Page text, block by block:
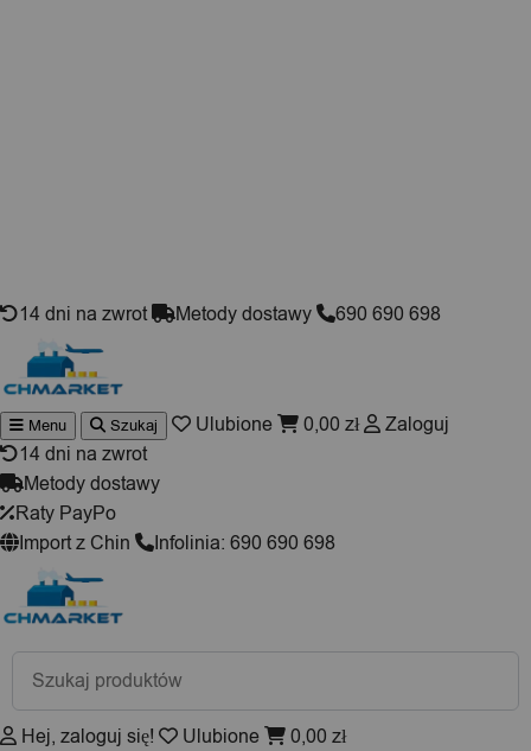
14 dni na zwrot Metody dostawy 690 690 698
Wyszukiwarka
produktów
Menu Szukaj Ulubione 0,00 zł
Zaloguj
14 dni na zwrot
Metody dostawy
Raty PayPo
Import z Chin
Infolinia: 690 690 698
Wyszukiwarka
produktów
Hej, zaloguj się! Ulubione 0,00 zł